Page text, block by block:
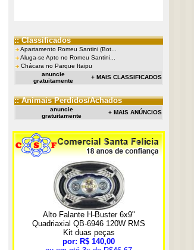
:: Classificados
Apartamento Romeu Santini (Bot...
Aluga-se Apto no Romeu Santini...
Chácara no Parque Itaipu
anuncie
gratuitamente
+ MAIS CLASSIFICADOS
:: Animais Perdidos/Achados
anuncie
gratuitamente
+ MAIS ANÚNCIOS